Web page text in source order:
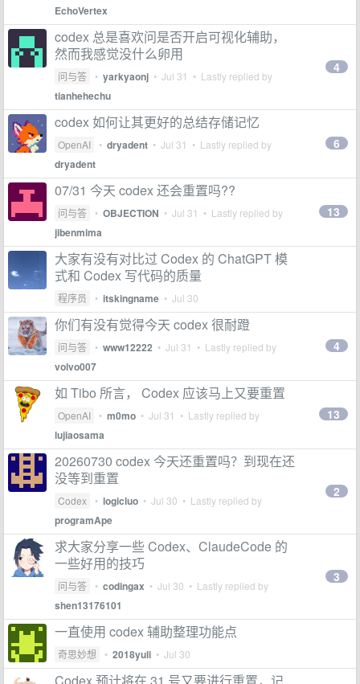
EchoVertex
codex 总是喜欢问是否开启可视化辅助，
然而我感觉没什么卵用
问与答 • yarkyaonj • Jul 31 • Lastly replied by
tianhehechu
4
codex 如何让其更好的总结存储记忆
OpenAI • dryadent • Jul 31 • Lastly replied by
dryadent
6
07/31 今天 codex 还会重置吗??
问与答 • OBJECTION • Jul 31 • Lastly replied by
jibenmima
13
大家有没有对比过 Codex 的 ChatGPT 模
式和 Codex 写代码的质量
程序员 • itskingname • Jul 30
你们有没有觉得今天 codex 很耐蹬
问与答 • www12222 • Jul 31 • Lastly replied by
volvo007
4
如 Tibo 所言， Codex 应该马上又要重置
OpenAI • m0mo • Jul 31 • Lastly replied by
lujiaosama
13
20260730 codex 今天还重置吗？到现在还
没等到重置
Codex • logicluo • Jul 30 • Lastly replied by
programApe
2
求大家分享一些 Codex、ClaudeCode 的
一些好用的技巧
问与答 • codingax • Jul 30 • Lastly replied by
shen13176101
3
一直使用 codex 辅助整理功能点
奇思妙想 • 2018yuli • Jul 30